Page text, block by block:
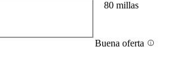
80 millas
Buena oferta